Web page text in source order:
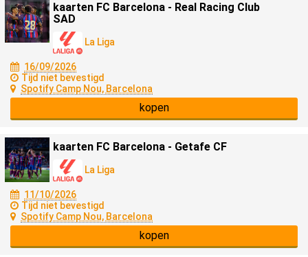
kaarten FC Barcelona - Real Racing Club
SAD
La Liga
16/09/2026
Tijd niet bevestigd
Spotify Camp Nou, Barcelona
kopen
kaarten FC Barcelona - Getafe CF
La Liga
11/10/2026
Tijd niet bevestigd
Spotify Camp Nou, Barcelona
kopen